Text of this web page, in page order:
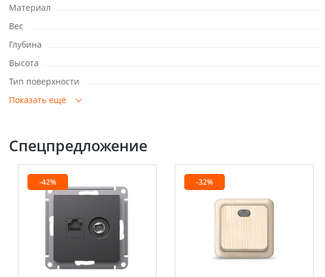
Материал
Вес
Глубина
Высота
Тип поверхности
Показать ещё
Спецпредложение
-42% -32%